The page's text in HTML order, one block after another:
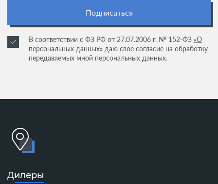
Подписаться
В соответствии с ФЗ РФ от 27.07.2006 г. № 152-ФЗ «О
персональных данных» даю свое согласие на обработку
передаваемых мной персональных данных.
Дилеры